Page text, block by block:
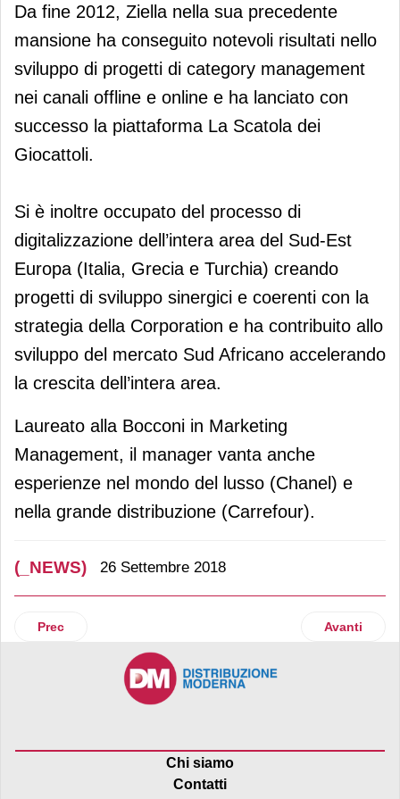
Da fine 2012, Ziella nella sua precedente
mansione ha conseguito notevoli risultati nello
sviluppo di progetti di category management
nei canali offline e online e ha lanciato con
successo la piattaforma La Scatola dei
Giocattoli.
Si è inoltre occupato del processo di
digitalizzazione dell’intera area del Sud-Est
Europa (Italia, Grecia e Turchia) creando
progetti di sviluppo sinergici e coerenti con la
strategia della Corporation e ha contribuito allo
sviluppo del mercato Sud Africano accelerando
la crescita dell’intera area.
Laureato alla Bocconi in Marketing
Management, il manager vanta anche
esperienze nel mondo del lusso (Chanel) e
nella grande distribuzione (Carrefour).
(_NEWS) 26 Settembre 2018
Articolo precedente: Aldi, oltre 220 posti di lavoro creati
Prec Articolo
Avanti
Chi siamo
Contatti